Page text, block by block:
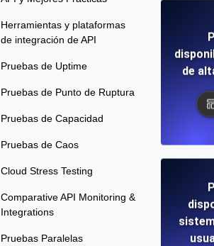
Herramientas y plataformas
de integración de API
Pruebas de Uptime
Pruebas de Punto de Ruptura
Pruebas de Capacidad
Pruebas de Caos
Cloud Stress Testing
Comparative API Monitoring &
Integrations
Pruebas Paralelas
de